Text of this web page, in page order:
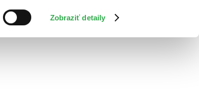
Zobraziť detaily